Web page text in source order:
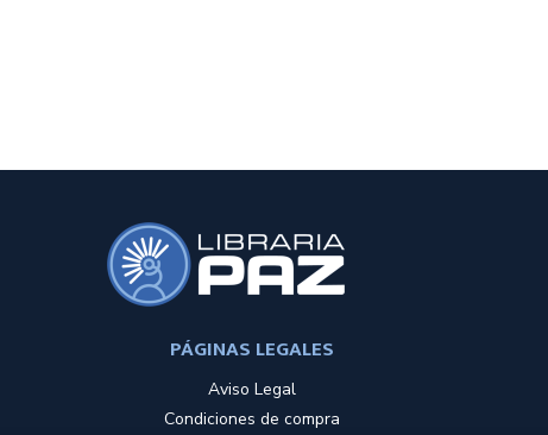
PÁGINAS LEGALES
Aviso Legal
Condiciones de compra